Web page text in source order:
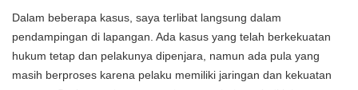
Dalam beberapa kasus, saya terlibat langsung dalam
pendampingan di lapangan. Ada kasus yang telah berkekuatan
hukum tetap dan pelakunya dipenjara, namun ada pula yang
masih berproses karena pelaku memiliki jaringan dan kekuatan